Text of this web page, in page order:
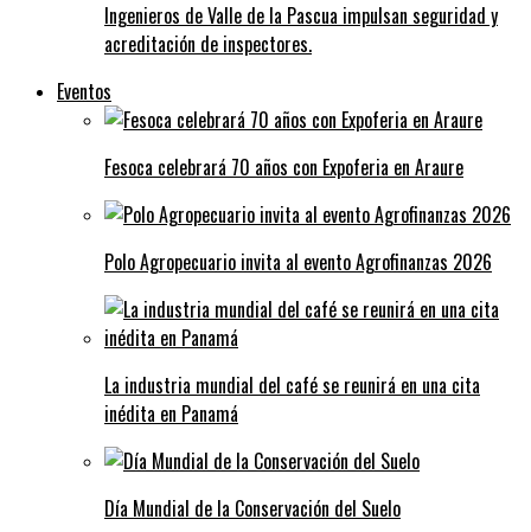
Ingenieros de Valle de la Pascua impulsan seguridad y
acreditación de inspectores.
Eventos
Fesoca celebrará 70 años con Expoferia en Araure
Polo Agropecuario invita al evento Agrofinanzas 2026
La industria mundial del café se reunirá en una cita
inédita en Panamá
Día Mundial de la Conservación del Suelo